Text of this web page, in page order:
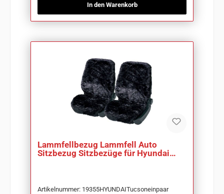
In den Warenkorb
Lammfellbezug Lammfell Auto
Sitzbezug Sitzbezüge für Hyundai
Artikelnummer: 19355HYUNDAITucsoneinpaar